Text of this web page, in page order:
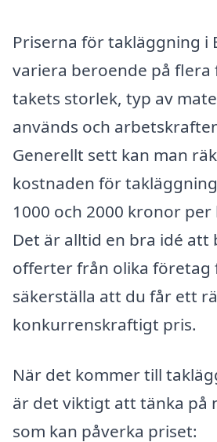
Priserna för takläggning i
variera beroende på flera
takets storlek, typ av
används och
Generellt sett kan man
kostnaden för
1000 och 2000 kronor
Det är alltid en bra idé att
offerter från olika företag
säkerställa att du får ett
konkurrenskraftigt pris.
När det kommer till
är det viktigt att tänka på
som kan påverka priset: